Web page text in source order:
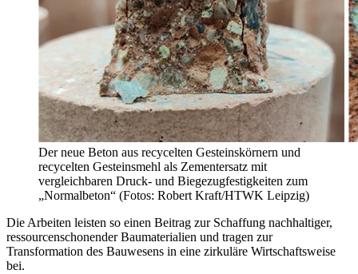
Der neue Beton aus recycelten Gesteinskörnern und
recycelten Gesteinsmehl als Zementersatz mit
vergleichbaren Druck- und Biegezugfestigkeiten zum
„Normalbeton“ (Fotos: Robert Kraft/HTWK Leipzig)
Die Arbeiten leisten so einen Beitrag zur Schaffung nachhaltiger,
ressourcenschonender Baumaterialien und tragen zur
Transformation des Bauwesens in eine zirkuläre Wirtschaftsweise
bei.